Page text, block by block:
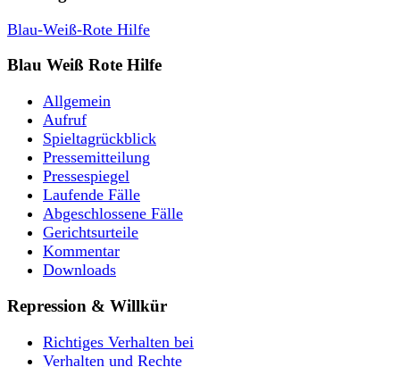
Blau-Weiß-Rote Hilfe
Blau Weiß Rote Hilfe
Allgemein
Aufruf
Spieltagrückblick
Pressemitteilung
Pressespiegel
Laufende Fälle
Abgeschlossene Fälle
Gerichtsurteile
Kommentar
Downloads
Repression & Willkür
Richtiges Verhalten bei
Verhalten und Rechte